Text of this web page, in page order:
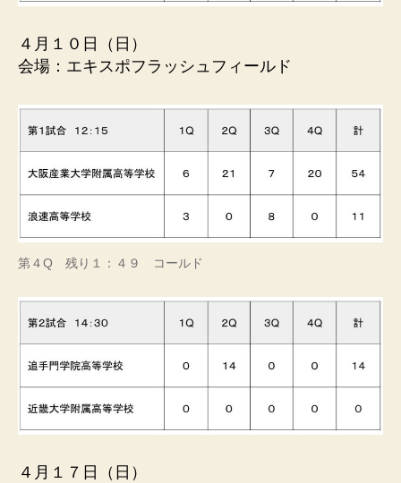
４月１０日（日）
会場：エキスポフラッシュフィールド
第４Q 残り１：４９ コールド
４月１７日（日）